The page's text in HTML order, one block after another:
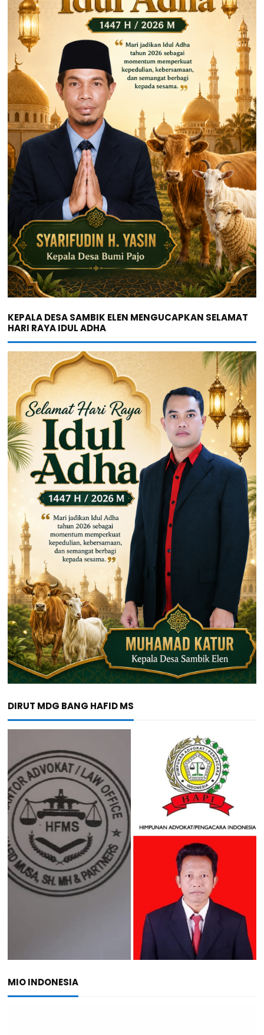
KEPALA DESA SAMBIK ELEN MENGUCAPKAN SELAMAT
HARI RAYA IDUL ADHA
DIRUT MDG BANG HAFID MS
MIO INDONESIA